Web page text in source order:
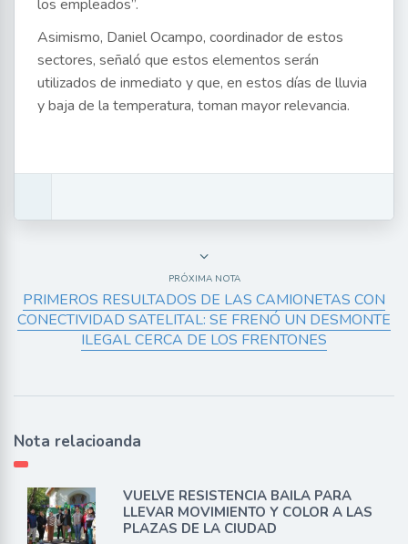
los empleados”.
Asimismo, Daniel Ocampo, coordinador de estos
sectores, señaló que estos elementos serán
utilizados de inmediato y que, en estos días de lluvia
y baja de la temperatura, toman mayor relevancia.
PRÓXIMA NOTA
PRIMEROS RESULTADOS DE LAS CAMIONETAS CON
CONECTIVIDAD SATELITAL: SE FRENÓ UN DESMONTE
ILEGAL CERCA DE LOS FRENTONES
Nota relacioanda
VUELVE RESISTENCIA BAILA PARA
LLEVAR MOVIMIENTO Y COLOR A LAS
PLAZAS DE LA CIUDAD